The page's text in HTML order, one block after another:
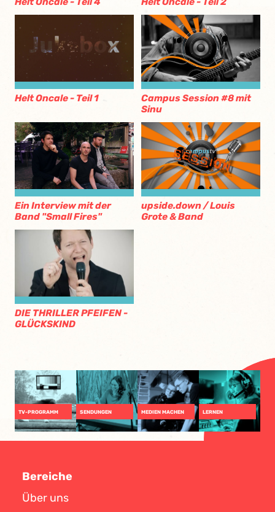
Helt Oncale - Teil 1
Campus Session #8 mit
Sinu
Ein Interview mit der
Band "Small Fires"
upside.down / Louis
Grote & Band
DIE THRILLER PFEIFEN -
GLÜCKSKIND
TV-PROGRAMM SENDUNGEN MEDIEN MACHEN LERNEN
Bereiche
Über uns